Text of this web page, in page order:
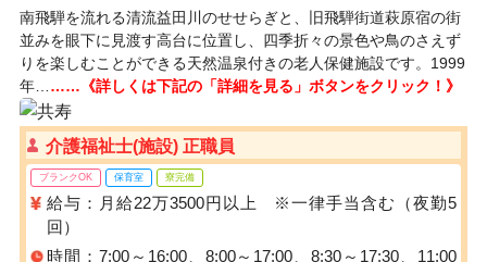
南飛騨を流れる清流益田川のせせらぎと、旧飛騨街道萩原宿の街
並みを眼下に見渡す高台に位置し、四季折々の景色や鳥のさえず
りを楽しむことができる天然温泉付きの老人保健施設です。1999
年… ……《詳しくは下記の「詳細を見る」ボタンをクリック！》
介護福祉士(施設) 正職員
ブランクOK 保育室 寮完備
給与：月給22万3500円以上 ※一律手当含む（夜勤5
回）
時間：7:00～16:00、8:00～17:00、8:30～17:30、11:00